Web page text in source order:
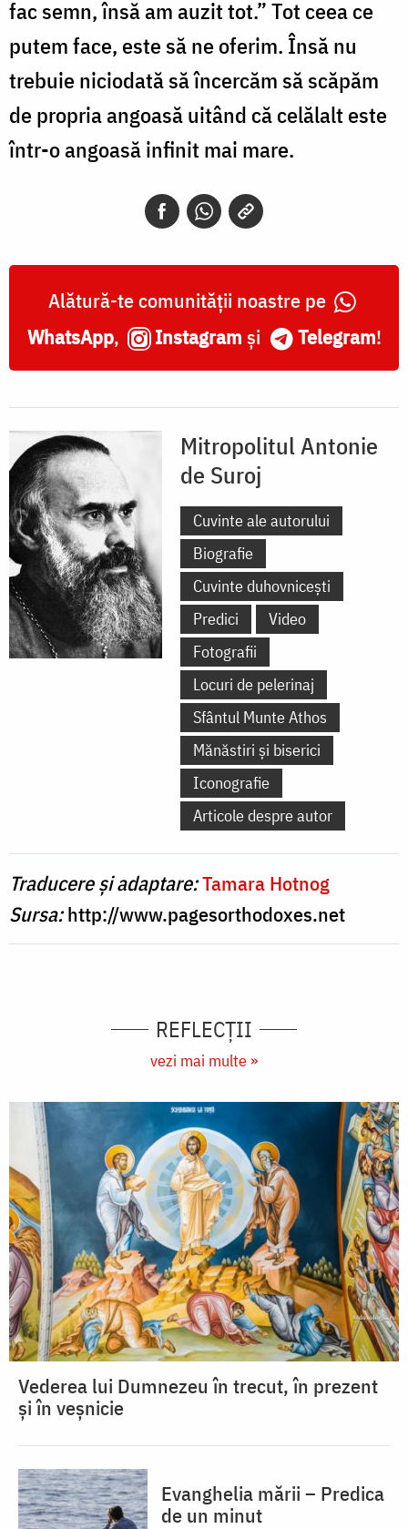
fac semn, însă am auzit tot.” Tot ceea ce
putem face, este să ne oferim. Însă nu
trebuie niciodată să încercăm să scăpăm
de propria angoasă uitând că celălalt este
într-o angoasă infinit mai mare.
Alătură-te comunității noastre pe
WhatsApp, Instagram și Telegram!
Mitropolitul Antonie
de Suroj
Cuvinte ale autorului
Biografie
Cuvinte duhovnicești
Predici
Video
Fotografii
Locuri de pelerinaj
Sfântul Munte Athos
Mănăstiri și biserici
Iconografie
Articole despre autor
Traducere și adaptare:Tamara Hotnog
Sursa:http://www.pagesorthodoxes.net
REFLECȚII
vezi mai multe »
Vederea lui Dumnezeu în trecut, în prezent
și în veșnicie
Evanghelia mării – Predica
de un minut